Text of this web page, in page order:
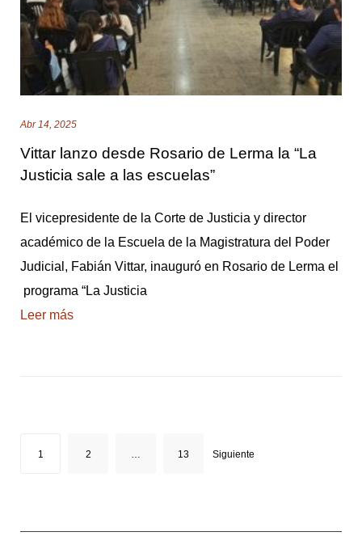
Abr 14, 2025
Vittar lanzo desde Rosario de Lerma la “La
Justicia sale a las escuelas”
El vicepresidente de la Corte de Justicia y director
académico de la Escuela de la Magistratura del Poder
Judicial, Fabián Vittar, inauguró en Rosario de Lerma el
programa “La Justicia
Leer más
1 2 … 13 Siguiente